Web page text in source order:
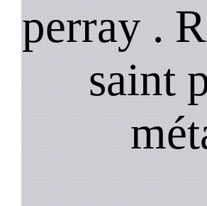
perray .
saint